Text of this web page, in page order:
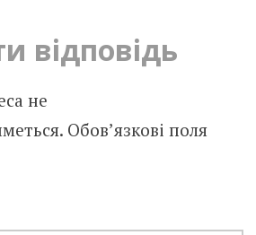
відповідь
не
Обов’язкові поля